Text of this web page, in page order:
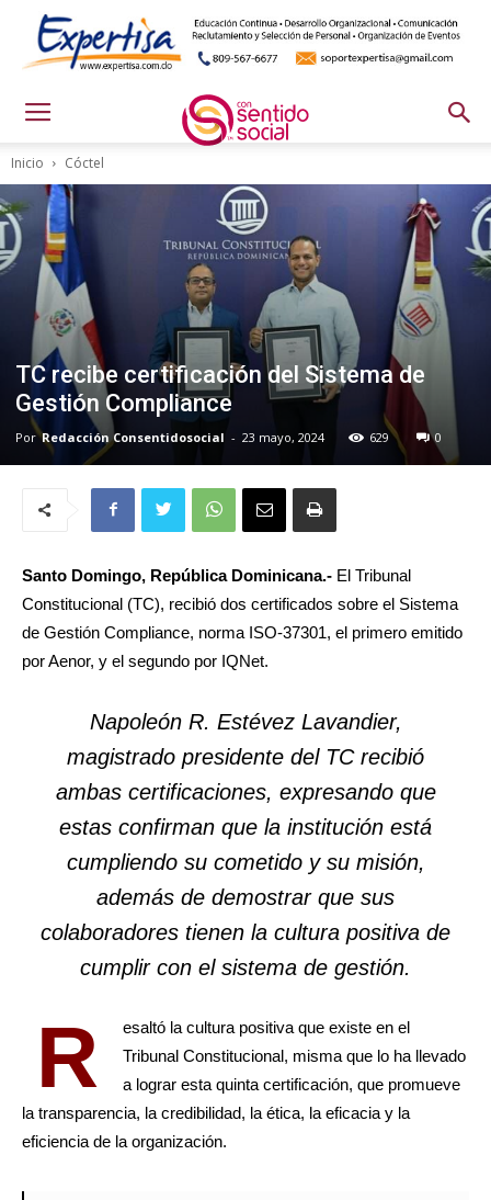
Inicio Cóctel
TC recibe certificación del Sistema de
Gestión Compliance
Por Redacción Consentidosocial - 23 mayo, 2024 629 0
Santo Domingo, República Dominicana.- El Tribunal
Constitucional (TC), recibió dos certificados sobre el Sistema
de Gestión Compliance, norma ISO-37301, el primero emitido
por Aenor, y el segundo por IQNet.
Napoleón R. Estévez Lavandier,
magistrado presidente del TC recibió
ambas certificaciones, expresando que
estas confirman que la institución está
cumpliendo su cometido y su misión,
además de demostrar que sus
colaboradores tienen la cultura positiva de
cumplir con el sistema de gestión.
R
esaltó la cultura positiva que existe en el
Tribunal Constitucional, misma que lo ha llevado
a lograr esta quinta certificación, que promueve
la transparencia, la credibilidad, la ética, la eficacia y la
eficiencia de la organización.